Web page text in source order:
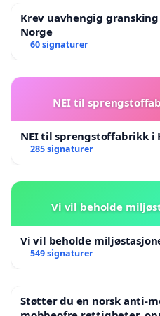
Krev uavhengig
Norge
60 signaturer
NEI til
NEI til sprengstoffabrikk i
285 signaturer
Vi vil beholde
Vi vil beholde
549 signaturer
Støtter du en norsk anti-